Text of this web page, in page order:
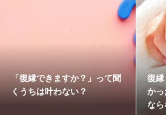
「復縁できますか？」って聞
くうちは叶わない？
復縁
かっ
なら